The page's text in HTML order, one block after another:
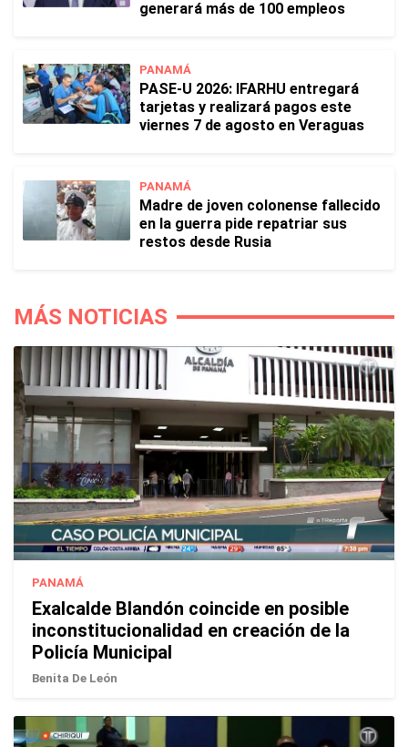
generará más de 100 empleos
PANAMÁ
PASE-U 2026: IFARHU entregará
tarjetas y realizará pagos este
viernes 7 de agosto en Veraguas
PANAMÁ
Madre de joven colonense fallecido
en la guerra pide repatriar sus
restos desde Rusia
MÁS NOTICIAS
PANAMÁ
Exalcalde Blandón coincide en posible
inconstitucionalidad en creación de la
Policía Municipal
Benita De León